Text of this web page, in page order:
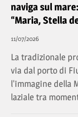
naviga sul
“Maria, Stella
11/07/2026
La tradizionale
via dal porto di
l'immagine della
laziale tra